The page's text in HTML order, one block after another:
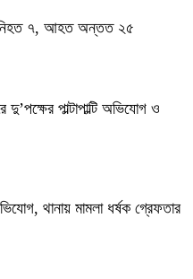
নিহত ৭, আহত অন্তত ২৫
পাল্টাপাল্টি অভিযোগ ও
থানায় মামলা ধর্ষক গ্রেফতার